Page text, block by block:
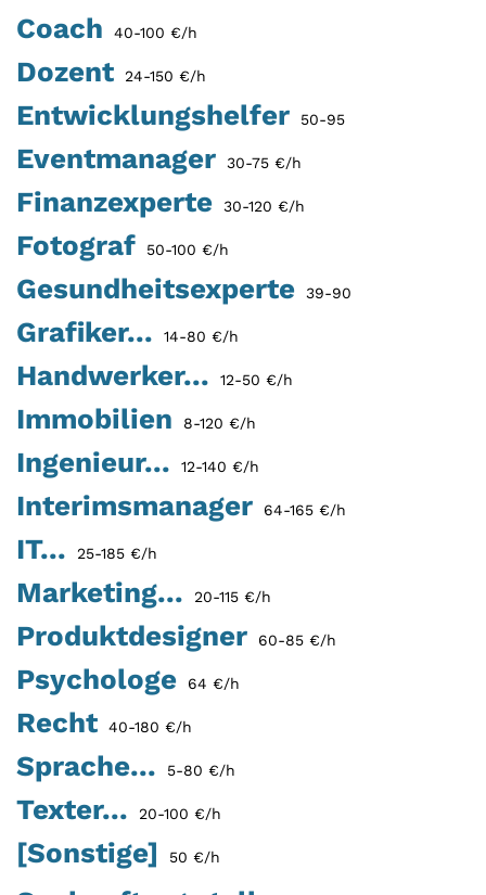
Coach 40-100 €/h
Dozent 24-150 €/h
Entwicklungshelfer 50-95
Eventmanager 30-75 €/h
Finanzexperte 30-120 €/h
Fotograf 50-100 €/h
Gesundheitsexperte 39-90
Grafiker... 14-80 €/h
Handwerker... 12-50 €/h
Immobilien 8-120 €/h
Ingenieur... 12-140 €/h
Interimsmanager 64-165 €/h
IT... 25-185 €/h
Marketing... 20-115 €/h
Produktdesigner 60-85 €/h
Psychologe 64 €/h
Recht 40-180 €/h
Sprache... 5-80 €/h
Texter... 20-100 €/h
[Sonstige] 50 €/h